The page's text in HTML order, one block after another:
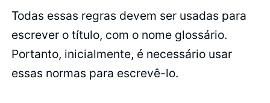
Todas essas regras devem ser usadas para
escrever o título, com o nome glossário.
Portanto, inicialmente, é necessário usar
essas normas para escrevê-lo.